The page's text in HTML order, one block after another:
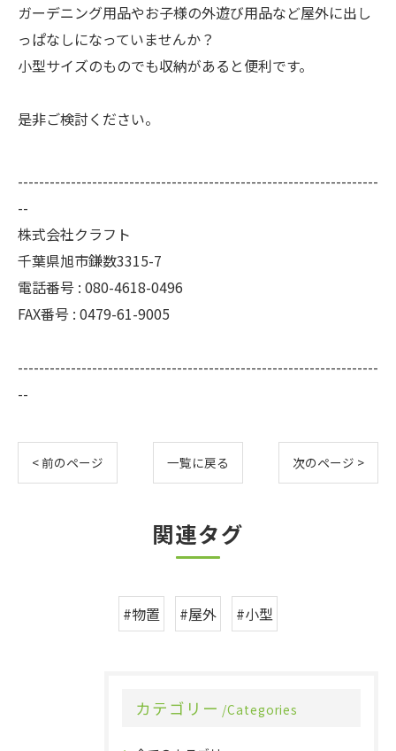
ガーデニング用品やお子様の外遊び用品など屋外に出し
っぱなしになっていませんか？
小型サイズのものでも収納があると便利です。
是非ご検討ください。
--------------------------------------------------------------------
--
株式会社クラフト
千葉県旭市鎌数3315-7
電話番号 : 080-4618-0496
FAX番号 : 0479-61-9005
--------------------------------------------------------------------
--
< 前のページ 一覧に戻る 次のページ >
関連タグ
#物置 #屋外 #小型
カテゴリー Categories